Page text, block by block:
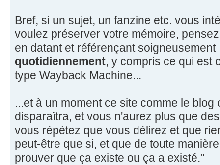
Bref, si un sujet, un fanzine etc. vous
voulez préserver votre mémoire,
en datant et référençant
quotidiennement, y compris ce qui est
type Wayback Machine...
...et à un moment ce site comme le
disparaîtra, et vous n'aurez plus que
vous répétez que vous délirez et que
peut-être que si, et que de toute
prouver que ça existe ou ça a existé."